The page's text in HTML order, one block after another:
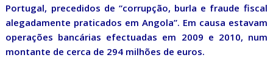
Portugal, precedidos de “corrupção, burla e fraude fiscal
alegadamente praticados em Angola”. Em causa estavam
operações bancárias efectuadas em 2009 e 2010, num
montante de cerca de 294 milhões de euros.